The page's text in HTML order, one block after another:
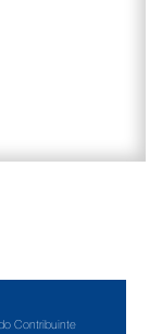
Contribuinte